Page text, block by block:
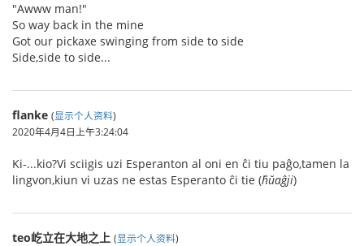
"Awww man!"
So way back in the mine
Got our pickaxe swinging from side to side
Side,side to side...
flanke (显示个人资料)
2020年4月4日上午3:24:04
Ki-...kio?Vi sciigis uzi Esperanton al oni en ĉi tiu paĝo,tamen la
lingvon,kiun vi uzas ne estas Esperanto ĉi tie (ĥŭaĝji)
teo屹立在大地之上 (显示个人资料)